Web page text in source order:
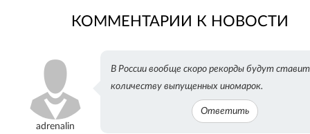
во
ВКонтакте
Одноклассниках
КОММЕНТАРИИ К НОВОСТИ
adrenalin
В России вообще скоро рекорды будут
количеству выпущенных иномарок.
Ответить